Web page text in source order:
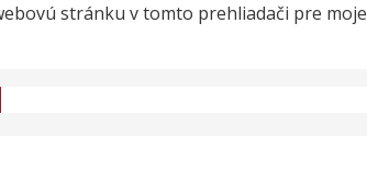
stránku v tomto prehliadači pre